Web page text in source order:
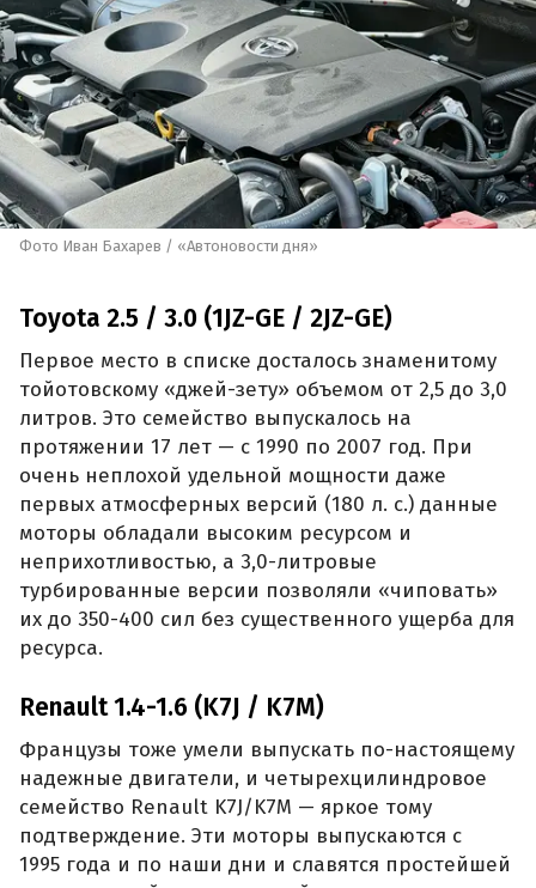
Фото Иван Бахарев / «Автоновости дня»
Toyota 2.5 / 3.0 (1JZ-GE / 2JZ-GE)
Первое место в списке досталось знаменитому
тойотовскому «джей-зету» объемом от 2,5 до 3,0
литров. Это семейство выпускалось на
протяжении 17 лет — с 1990 по 2007 год. При
очень неплохой удельной мощности даже
первых атмосферных версий (180 л. с.) данные
моторы обладали высоким ресурсом и
неприхотливостью, а 3,0-литровые
турбированные версии позволяли «чиповать»
их до 350-400 сил без существенного ущерба для
ресурса.
Renault 1.4-1.6 (K7J / K7M)
Французы тоже умели выпускать по-настоящему
надежные двигатели, и четырехцилиндровое
семейство Renault K7J/K7M — яркое тому
подтверждение. Эти моторы выпускаются с
1995 года и по наши дни и славятся простейшей